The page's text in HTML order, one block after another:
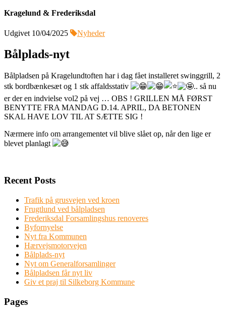
Kragelund & Frederiksdal
Udgivet 10/04/2025 Nyheder
Bålplads-nyt
Bålpladsen på Kragelundtoften har i dag fået installeret swinggrill, 2
stk bordbænkesæt og 1 stk affaldsstativ
.. så nu
er der en indvielse vol2 på vej … OBS ! GRILLEN MÅ FØRST
BENYTTE FRA MANDAG D.14. APRIL, DA BETONEN
SKAL HAVE LOV TIL AT SÆTTE SIG !
Nærmere info om arrangementet vil blive slået op, når den lige er
blevet planlagt
Recent Posts
Trafik på grusvejen ved kroen
Frugtlund ved bålpladsen
Frederiksdal Forsamlingshus renoveres
Byfornyelse
Nyt fra Kommunen
Hærvejsmotorvejen
Bålplads-nyt
Nyt om Generalforsamlinger
Bålpladsen får nyt liv
Giv et praj til Silkeborg Kommune
Pages